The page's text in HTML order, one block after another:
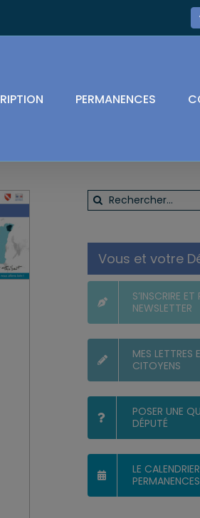
PERMANENCES
Rechercher:
Vous et votre
S’INSCRIRE
NEWSLETTER
MES LETTRES
CITOYENS
POSER UNE
DÉPUTÉ
LE
PERMANENCES